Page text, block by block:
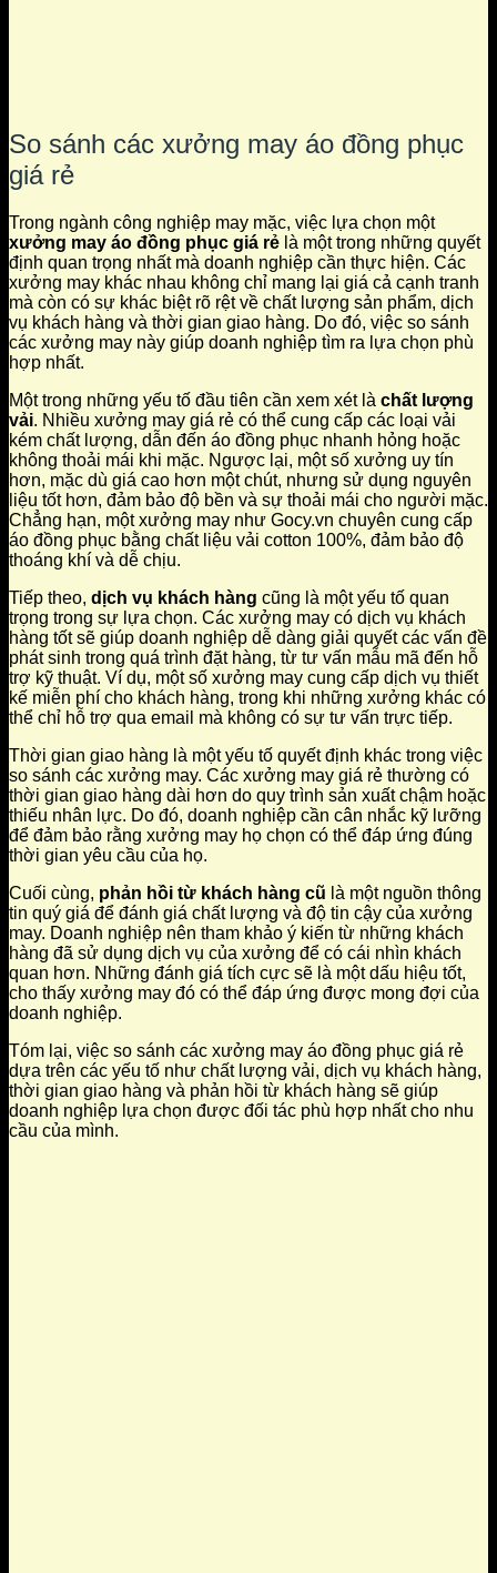
So sánh các xưởng may áo đồng phục
giá rẻ
Trong ngành công nghiệp may mặc, việc lựa chọn một
xưởng may áo đồng phục giá rẻ là một trong những quyết
định quan trọng nhất mà doanh nghiệp cần thực hiện. Các
xưởng may khác nhau không chỉ mang lại giá cả cạnh tranh
mà còn có sự khác biệt rõ rệt về chất lượng sản phẩm, dịch
vụ khách hàng và thời gian giao hàng. Do đó, việc so sánh
các xưởng may này giúp doanh nghiệp tìm ra lựa chọn phù
hợp nhất.
Một trong những yếu tố đầu tiên cần xem xét là chất lượng
vải. Nhiều xưởng may giá rẻ có thể cung cấp các loại vải
kém chất lượng, dẫn đến áo đồng phục nhanh hỏng hoặc
không thoải mái khi mặc. Ngược lại, một số xưởng uy tín
hơn, mặc dù giá cao hơn một chút, nhưng sử dụng nguyên
liệu tốt hơn, đảm bảo độ bền và sự thoải mái cho người mặc.
Chẳng hạn, một xưởng may như Gocy.vn chuyên cung cấp
áo đồng phục bằng chất liệu vải cotton 100%, đảm bảo độ
thoáng khí và dễ chịu.
Tiếp theo, dịch vụ khách hàng cũng là một yếu tố quan
trọng trong sự lựa chọn. Các xưởng may có dịch vụ khách
hàng tốt sẽ giúp doanh nghiệp dễ dàng giải quyết các vấn đề
phát sinh trong quá trình đặt hàng, từ tư vấn mẫu mã đến hỗ
trợ kỹ thuật. Ví dụ, một số xưởng may cung cấp dịch vụ thiết
kế miễn phí cho khách hàng, trong khi những xưởng khác có
thể chỉ hỗ trợ qua email mà không có sự tư vấn trực tiếp.
Thời gian giao hàng là một yếu tố quyết định khác trong việc
so sánh các xưởng may. Các xưởng may giá rẻ thường có
thời gian giao hàng dài hơn do quy trình sản xuất chậm hoặc
thiếu nhân lực. Do đó, doanh nghiệp cần cân nhắc kỹ lưỡng
để đảm bảo rằng xưởng may họ chọn có thể đáp ứng đúng
thời gian yêu cầu của họ.
Cuối cùng, phản hồi từ khách hàng cũ là một nguồn thông
tin quý giá để đánh giá chất lượng và độ tin cậy của xưởng
may. Doanh nghiệp nên tham khảo ý kiến từ những khách
hàng đã sử dụng dịch vụ của xưởng để có cái nhìn khách
quan hơn. Những đánh giá tích cực sẽ là một dấu hiệu tốt,
cho thấy xưởng may đó có thể đáp ứng được mong đợi của
doanh nghiệp.
Tóm lại, việc so sánh các xưởng may áo đồng phục giá rẻ
dựa trên các yếu tố như chất lượng vải, dịch vụ khách hàng,
thời gian giao hàng và phản hồi từ khách hàng sẽ giúp
doanh nghiệp lựa chọn được đối tác phù hợp nhất cho nhu
cầu của mình.